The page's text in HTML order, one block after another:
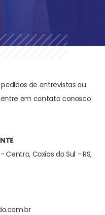
de entrevistas ou
em contato conosco
Centro, Caxias do Sul - RS,